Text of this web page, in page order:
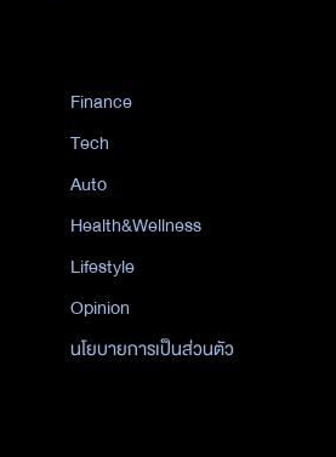
Finance
Tech
Auto
Health&Wellness
Lifestyle
Opinion
นโยบายการเป็นส่วนตัว